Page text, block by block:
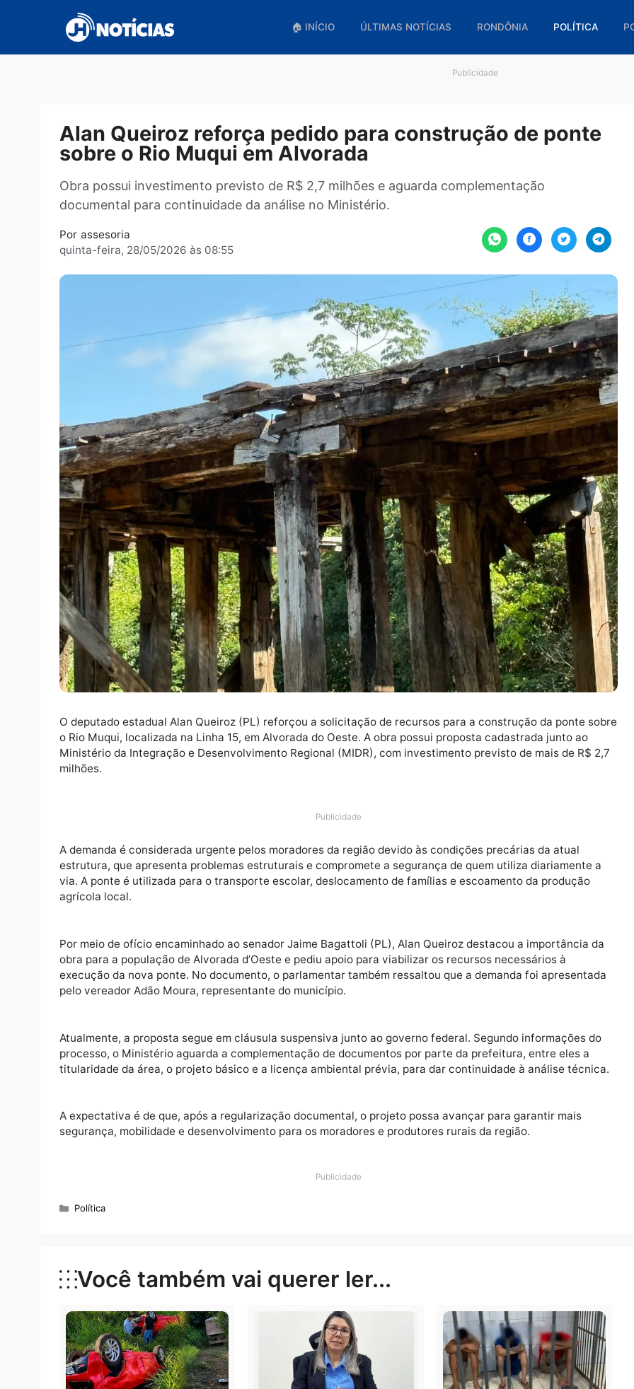
conteúdo
🏠 INÍCIO ÚLTIMAS NOTÍCIAS RONDÔNIA
Alan Queiroz reforça pedido para construção de
sobre o Rio Muqui em Alvorada
Obra possui investimento previsto de R$ 2,7 milhões e aguarda complementação
documental para continuidade da análise no Ministério.
assesoria
quinta-feira, 28/05/2026 às 08:55
o Rio Muqui, localizada na Linha 15, em Alvorada do Oeste. A obra possui proposta cadastrada junto
milhões.
A demanda é considerada urgente pelos moradores da região devido às condições precárias da
estrutura, que apresenta problemas estruturais e compromete a segurança de quem utiliza
via. A ponte é utilizada para o transporte escolar, deslocamento de famílias e escoamento da
agrícola local.
Por meio de ofício encaminhado ao senador Jaime Bagattoli (PL), Alan Queiroz destacou a
obra para a população de Alvorada d’Oeste e pediu apoio para viabilizar os recursos necessários à
processo, o Ministério aguarda a complementação de documentos por parte da prefeitura, entre
Categorias
Política